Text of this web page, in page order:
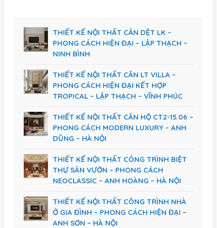
THIẾT KẾ NỘI THẤT CĂN DỆT LK –
PHONG CÁCH HIỆN ĐẠI – LẬP THẠCH –
NINH BÌNH
THIẾT KẾ NỘI THẤT CĂN LT VILLA –
PHONG CÁCH HIỆN ĐẠI KẾT HỢP
TROPICAL – LẬP THẠCH – VĨNH PHÚC
THIẾT KẾ NỘI THẤT CĂN HỘ CT2-15.06 –
PHONG CÁCH MODERN LUXURY – ANH
DŨNG – HÀ NỘI
THIẾT KẾ NỘI THẤT CÔNG TRÌNH BIỆT
THỰ SÂN VƯỜN – PHONG CÁCH
NEOCLASSIC – ANH HOÀNG – HÀ NỘI
THIẾT KẾ NỘI THẤT CÔNG TRÌNH NHÀ
Ở GIA ĐÌNH – PHONG CÁCH HIỆN ĐẠI –
ANH SƠN – HÀ NỘI